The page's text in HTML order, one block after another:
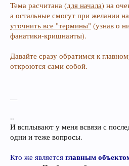
Тема расчитана (для начала) на
а остальные смогут при желании
уточнить все "термины" (узнав о
фанатики-кришнаиты).
Давайте сразу обратимся к
откроются сами собой.
..
И всплывают у меня всвязи с
одни и теже вопросы.
Кто же является главным